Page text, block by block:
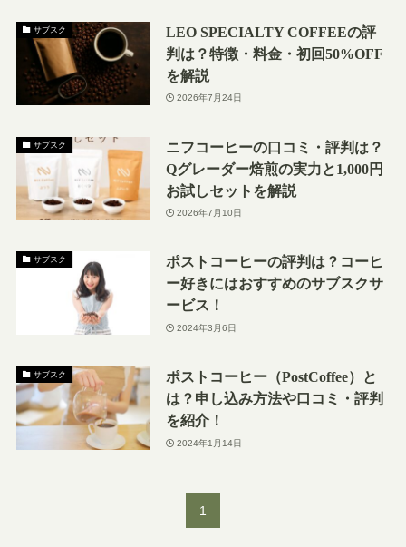
サブスク
LEO SPECIALTY COFFEEの評
判は？特徴・料金・初回50%OFF
を解説
2026年7月24日
サブスク
ニフコーヒーの口コミ・評判は？
Qグレーダー焙煎の実力と1,000円
お試しセットを解説
2026年7月10日
サブスク
ポストコーヒーの評判は？コーヒ
ー好きにはおすすめのサブスクサ
ービス！
2024年3月6日
サブスク
ポストコーヒー（PostCoffee）と
は？申し込み方法や口コミ・評判
を紹介！
2024年1月14日
1